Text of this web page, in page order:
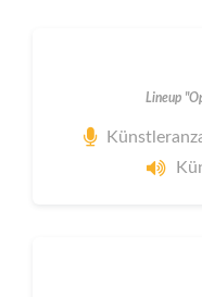
Lineup